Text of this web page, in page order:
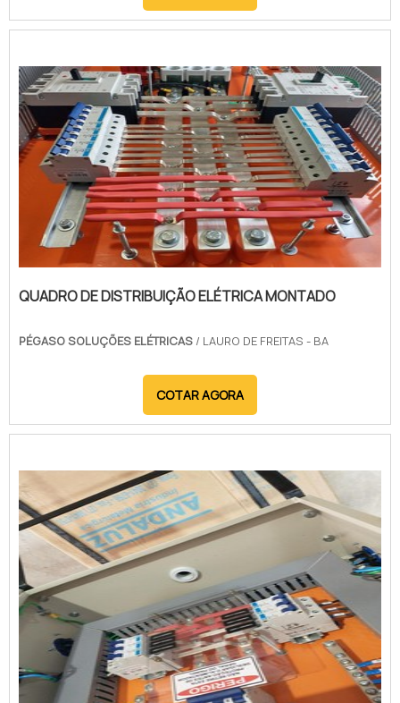
QUADRO DE DISTRIBUIÇÃO ELÉTRICA MONTADO
PÉGASO SOLUÇÕES ELÉTRICAS / LAURO DE FREITAS - BA
COTAR AGORA